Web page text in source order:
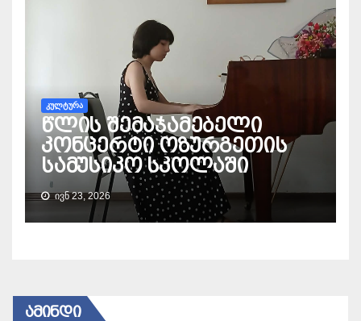
ᲙᲣᲚᲢᲣᲠᲐ
წლის შემაჯამებელი
კონცერტი ოზურგეთის
სამუსიკო სკოლაში
ᲘᲕᲜ 23, 2026
ᲐᲛᲘᲜᲓᲘ